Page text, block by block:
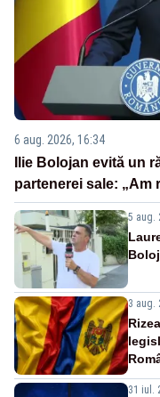
6 aug. 2026, 16:34
Ilie Bolojan evită un
partenerei sale: „Am
5 aug.
3 aug.
31 iul.